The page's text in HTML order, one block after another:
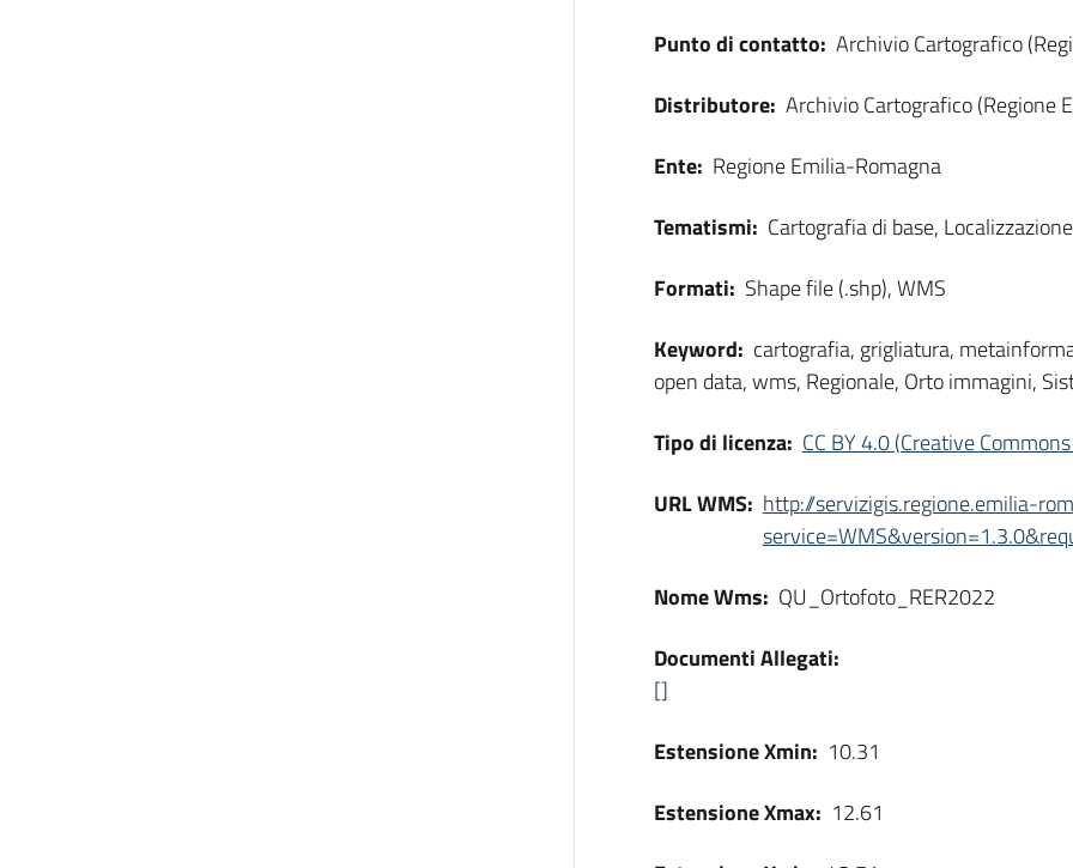
Punto di contatto: Archivio Cartografico
Distributore: Archivio Cartografico (Regione
Ente: Regione Emilia-Romagna
Tematismi: Cartografia di base, Localizzazione
Formati: Shape file (.shp), WMS
Keyword: cartografia, grigliatura,
open data, wms, Regionale, Orto immagini,
Tipo di licenza: CC BY 4.0 (Creative
URL WMS: http://servizigis.regione.emilia-
Nome Wms: QU_Ortofoto_RER2022
Documenti Allegati:
[]
Estensione Xmin: 10.31
Estensione Xmax: 12.61